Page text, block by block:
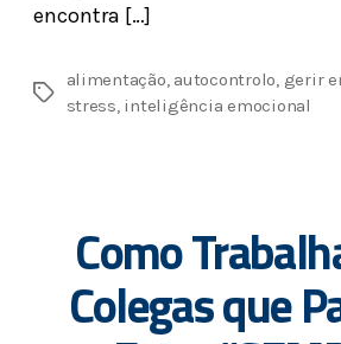
encontra […]
alimentação, autocontrolo, gerir
stress, inteligência emocional
Como
Colegas que